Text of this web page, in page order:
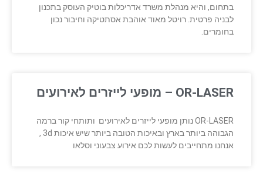
בתחום, והיא מנהלת משרד אדריכלות בוטיק העוסק בתכנון
לבניה פרטית. רויטל מאוד אוהבת אסתטיקה וחיבור נכון
בחומרים.
OR-LASER – מופעי לייזרים לאירועים
OR-LASER נותן מופעי לייזרים לאירועים ותותחי קור ברמה
הגבוהה ביותר בארץ ובאיכות הטובה ביותר שיש איכות 3d ,
אנחנו מתחייבים לעשות לכם אירוע צבעוני וסלאו